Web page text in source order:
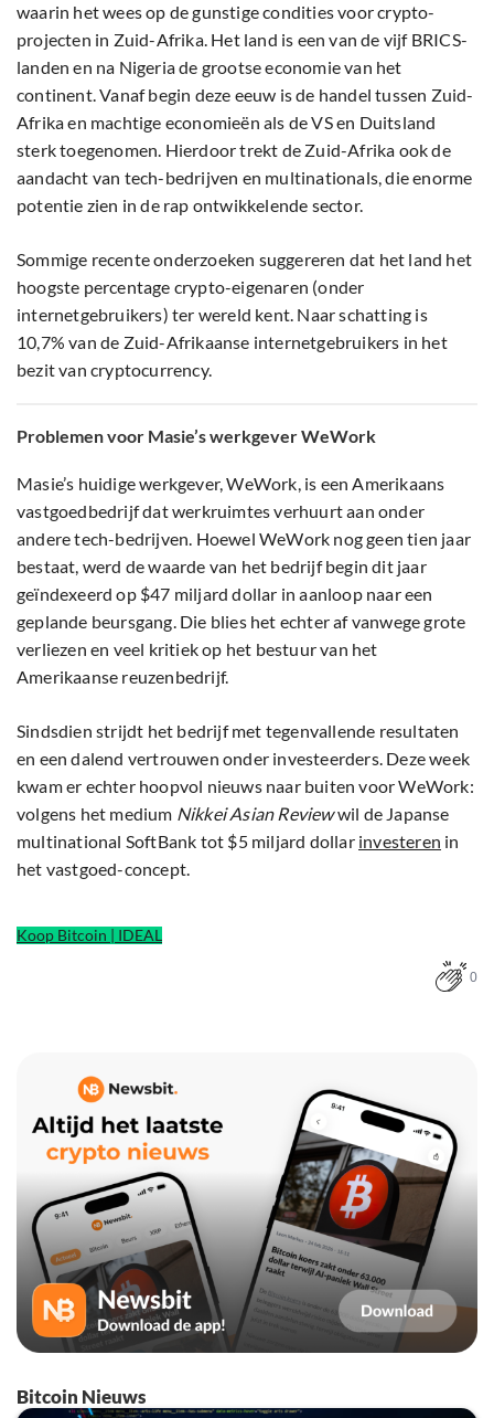
waarin het wees op de gunstige condities voor crypto-
projecten in Zuid-Afrika. Het land is een van de vijf BRICS-
landen en na Nigeria de grootse economie van het
continent. Vanaf begin deze eeuw is de handel tussen Zuid-
Afrika en machtige economieën als de VS en Duitsland
sterk toegenomen. Hierdoor trekt de Zuid-Afrika ook de
aandacht van tech-bedrijven en multinationals, die enorme
potentie zien in de rap ontwikkelende sector.
Sommige recente onderzoeken suggereren dat het land het
hoogste percentage crypto-eigenaren (onder
internetgebruikers) ter wereld kent. Naar schatting is
10,7% van de Zuid-Afrikaanse internetgebruikers in het
bezit van cryptocurrency.
Problemen voor Masie’s werkgever WeWork
Masie’s huidige werkgever, WeWork, is een Amerikaans
vastgoedbedrijf dat werkruimtes verhuurt aan onder
andere tech-bedrijven. Hoewel WeWork nog geen tien jaar
bestaat, werd de waarde van het bedrijf begin dit jaar
geïndexeerd op $47 miljard dollar in aanloop naar een
geplande beursgang. Die blies het echter af vanwege grote
verliezen en veel kritiek op het bestuur van het
Amerikaanse reuzenbedrijf.
Sindsdien strijdt het bedrijf met tegenvallende resultaten
en een dalend vertrouwen onder investeerders. Deze week
kwam er echter hoopvol nieuws naar buiten voor WeWork:
volgens het medium Nikkei Asian Reviewwil de Japanse
multinational SoftBank tot $5 miljard dollar investeren in
het vastgoed-concept.
Koop Bitcoin | IDEAL
0
Bitcoin Nieuws